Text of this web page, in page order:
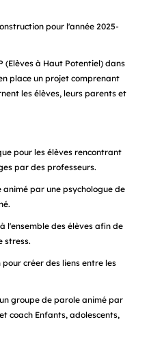
pour l'année 2025-
(Elèves à Haut Potentiel) dans
place un projet comprenant
les élèves, leurs parents et
pour les élèves rencontrant
par des professeurs.
par une psychologue de
l'ensemble des élèves afin de
stress.
créer des liens entre les
groupe de parole animé par
coach Enfants, adolescents,